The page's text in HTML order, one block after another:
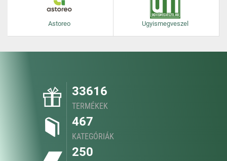
Astoreo Ugyismegveszel
33616
TERMÉKEK
467
KATEGÓRIÁK
250